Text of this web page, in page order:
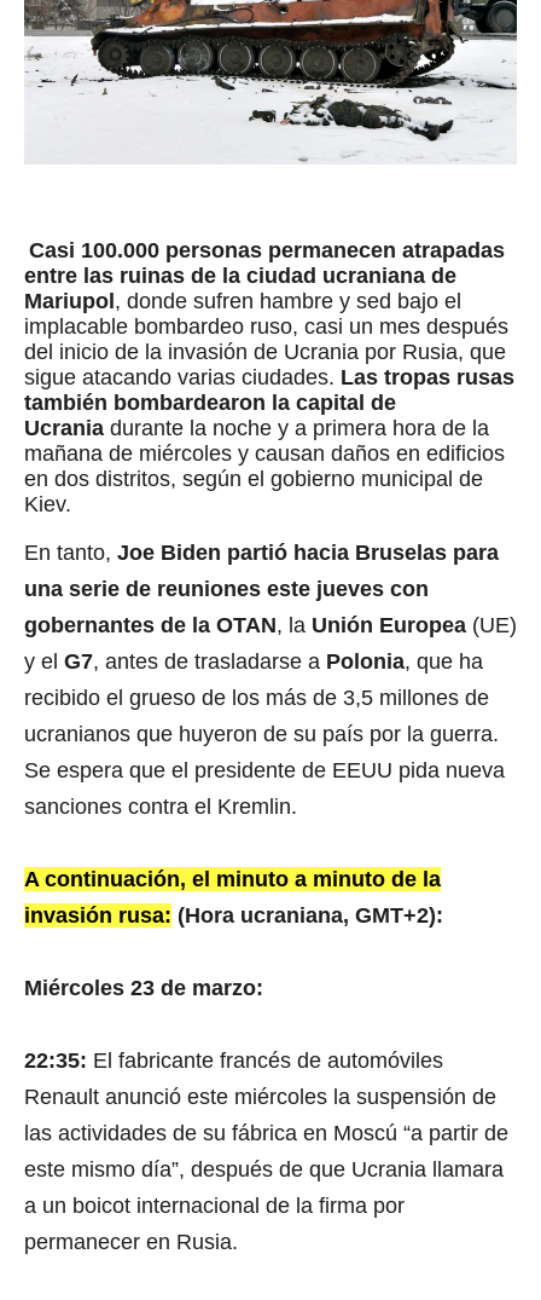
Casi 100.000 personas permanecen atrapadas
entre las ruinas de la ciudad ucraniana de
Mariupol, donde sufren hambre y sed bajo el
implacable bombardeo ruso, casi un mes después
del inicio de la invasión de Ucrania por Rusia, que
sigue atacando varias ciudades. Las tropas rusas
también bombardearon la capital de
Ucrania durante la noche y a primera hora de la
mañana de miércoles y causan daños en edificios
en dos distritos, según el gobierno municipal de
Kiev.
En tanto, Joe Biden partió hacia Bruselas para
una serie de reuniones este jueves con
gobernantes de la OTAN, la Unión Europea (UE)
y el G7, antes de trasladarse a Polonia, que ha
recibido el grueso de los más de 3,5 millones de
ucranianos que huyeron de su país por la guerra.
Se espera que el presidente de EEUU pida nueva
sanciones contra el Kremlin.
A continuación, el minuto a minuto de la
invasión rusa: (Hora ucraniana, GMT+2):
Miércoles 23 de marzo:
22:35: El fabricante francés de automóviles
Renault anunció este miércoles la suspensión de
las actividades de su fábrica en Moscú “a partir de
este mismo día”, después de que Ucrania llamara
a un boicot internacional de la firma por
permanecer en Rusia.